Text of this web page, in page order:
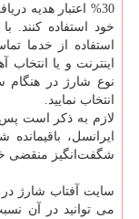
خود استفاده کنند.
استفاده از خدما
اینترنت و یا انتخاب
نوع شارژ در
انتخاب نمایید.
لازم به ذکر است پس
ایرانسل،
شگفت‌انگیز منقضی
سایت آفتاب شارژ
می توانید در آن